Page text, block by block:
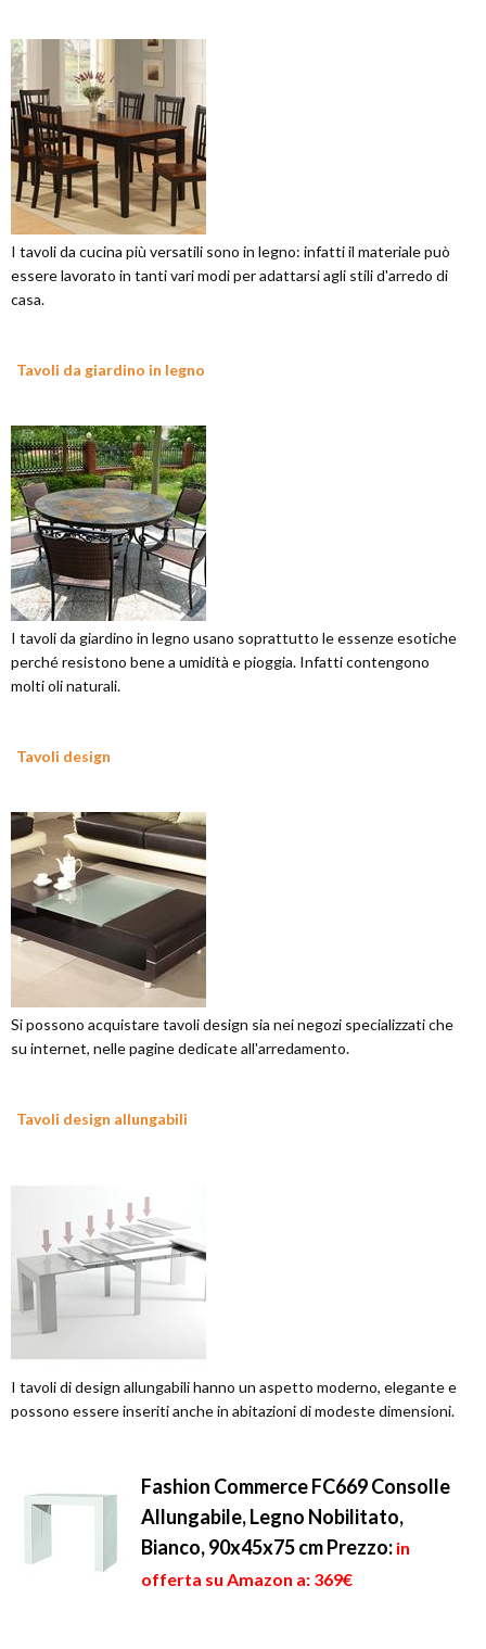
I tavoli da cucina più versatili sono in legno: infatti il materiale può
essere lavorato in tanti vari modi per adattarsi agli stili d'arredo di
casa.
Tavoli da giardino in legno
I tavoli da giardino in legno usano soprattutto le essenze esotiche
perché resistono bene a umidità e pioggia. Infatti contengono
molti oli naturali.
Tavoli design
Si possono acquistare tavoli design sia nei negozi specializzati che
su internet, nelle pagine dedicate all'arredamento.
Tavoli design allungabili
I tavoli di design allungabili hanno un aspetto moderno, elegante e
possono essere inseriti anche in abitazioni di modeste dimensioni.
Fashion Commerce FC669 Consolle
Allungabile, Legno Nobilitato,
Bianco, 90x45x75 cmPrezzo: in
offerta su Amazon a: 369€